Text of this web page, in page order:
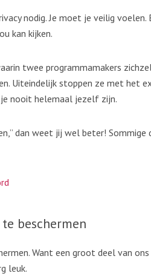
nodig. Je moet je veilig voelen.
kan kijken.
twee programmamakers
Uiteindelijk stoppen ze met het
je nooit helemaal jezelf zijn.
dan weet jij wel beter! Sommige
beschermen
Want een groot deel van
leuk.